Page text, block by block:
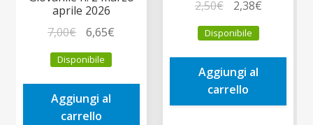
aprile 2026
7,00€
prezzo
originale
era:
7,00€.
6,65€
è:
Disponibile
Aggiungi al
carrello
2,50€
prezzo
originale
era:
2,50€.
2,38€Il
è:
Disponibile
Aggiungi al
carrello